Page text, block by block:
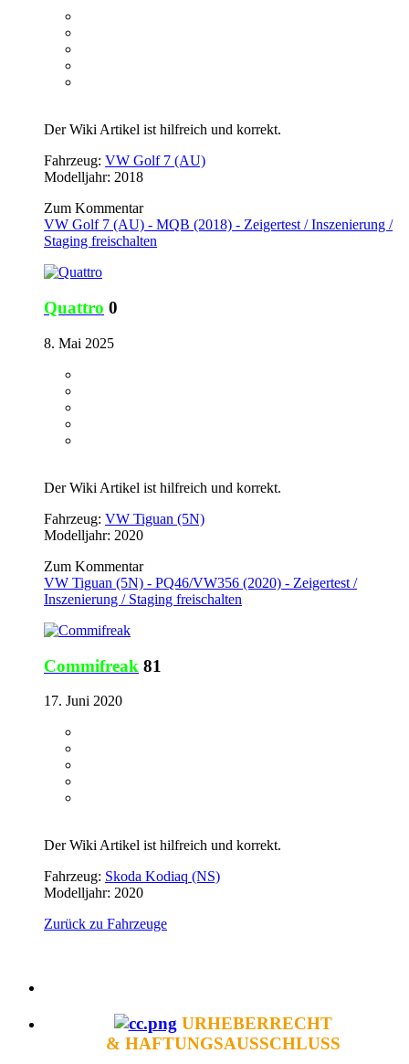
Der Wiki Artikel ist hilfreich und korrekt.
Fahrzeug: VW Golf 7 (AU)
Modelljahr: 2018
Zum Kommentar
VW Golf 7 (AU) - MQB (2018) - Zeigertest / Inszenierung /
Staging freischalten
Quattro 0
8. Mai 2025
Der Wiki Artikel ist hilfreich und korrekt.
Fahrzeug: VW Tiguan (5N)
Modelljahr: 2020
Zum Kommentar
VW Tiguan (5N) - PQ46/VW356 (2020) - Zeigertest /
Inszenierung / Staging freischalten
Commifreak 81
17. Juni 2020
Der Wiki Artikel ist hilfreich und korrekt.
Fahrzeug: Skoda Kodiaq (NS)
Modelljahr: 2020
Zurück zu Fahrzeuge
URHEBERRECHT
& HAFTUNGSAUSSCHLUSS